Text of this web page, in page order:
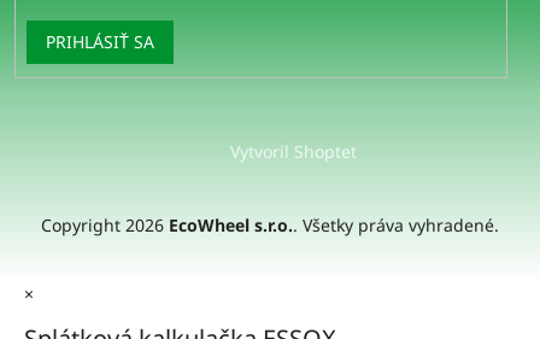
PRIHLÁSIŤ SA
Vytvoril Shoptet
Copyright 2026 EcoWheel s.r.o.. Všetky práva vyhradené.
×